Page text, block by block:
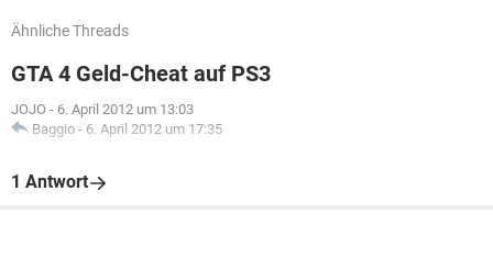
Ähnliche Threads
GTA 4 Geld-Cheat auf PS3
JOJO - 6. April 2012 um 13:03
Baggio - 6. April 2012 um 17:35
1 Antwort